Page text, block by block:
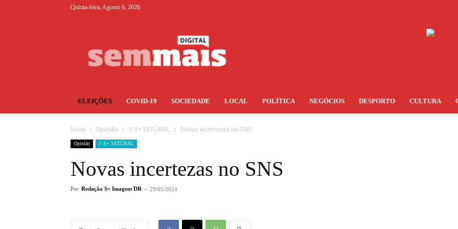
Quinta-feira, Agosto 6, 2026
ELEIÇÕES COVID-19 SOCIEDADE LOCAL POLÍTICA NEGÓCIOS DESPORTO CULTURA
Início Opinião // S+ SETÚBAL Novas incertezas no SNS
Opinião // S+ SETÚBAL
Novas incertezas no SNS
Por Redação S+ Imagem DR - 29/05/2024